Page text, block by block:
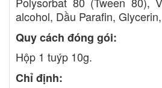
alcohol, Dầu Parafin,
Quy cách đóng gói:
Hộp 1 tuýp 10g.
Chỉ định: